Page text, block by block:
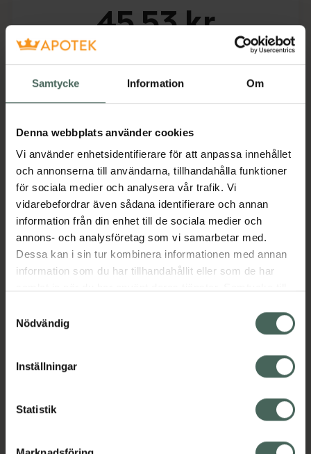
Samtycke Information Om
Denna webbplats använder cookies
Vi använder enhetsidentifierare för att anpassa innehållet
och annonserna till användarna, tillhandahålla funktioner
för sociala medier och analysera vår trafik. Vi
vidarebefordrar även sådana identifierare och annan
information från din enhet till de sociala medier och
annons- och analysföretag som vi samarbetar med.
Dessa kan i sin tur kombinera informationen med annan
information som du har tillhandahållit eller som de har
återkalla ditt samtycke via webbplatsens
cookieinställningar. Ett återkallat samtycke påverkar inte
lagligheten av behandling som skett innan återkallelsen.
Nödvändig
Inställningar
Statistik
45,53 kr
Köp via ditt recept
Aktuella erbjudanden
Beskrivning
Läs alltid bipacksedeln innan
användning.
EAN:07046264696323
Kronans Apotek finns här för dig. Du hittar oss från Skåne i
datorn. Oavsett vem du är så är det vårt uppdrag att
hjälpa just dig att må lite bättre. Välkommen att prata